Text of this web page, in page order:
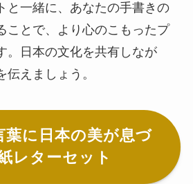
と一緒に、あなたの手書きの
ことで、より心のこもったプ
。日本の文化を共有しなが
伝えましょう。
葉に日本の美が息づ
レターセット